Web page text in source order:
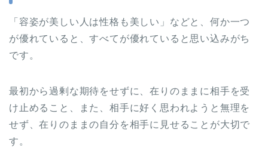
「容姿が美しい人は性格も美しい」などと、何か一つ
が優れていると、すべてが優れていると思い込みがち
です。
最初から過剰な期待をせずに、在りのままに相手を受
け止めること、また、相手に好く思われようと無理を
せず、在りのままの自分を相手に見せることが大切で
す。